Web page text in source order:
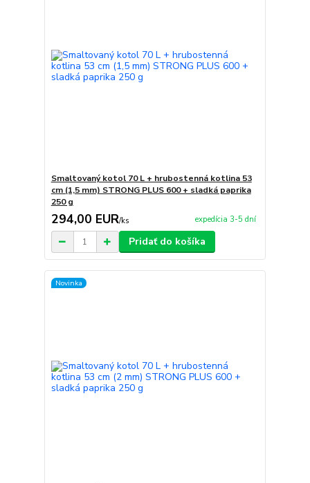
Smaltovaný kotol 70 L + hrubostenná kotlina 53
cm (1,5 mm) STRONG PLUS 600 + sladká paprika
250 g
294,00 EUR/ks expedícia 3-5 dní
Pridať do košíka
Novinka